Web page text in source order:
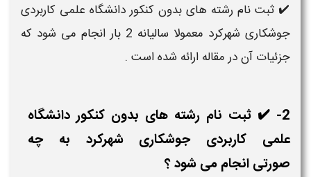
✔️ ثبت نام رشته های بدون کنکور دانشگاه علمی کاربردی
جوشکاری شهرکرد معمولا سالیانه 2 بار انجام می شود که
جزئیات آن در مقاله ارائه شده است .
2- ✔️ ثبت نام رشته های بدون کنکور دانشگاه
علمی کاربردی جوشکاری شهرکرد به چه
صورتی انجام می شود ؟